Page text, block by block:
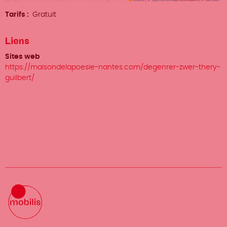
Tarifs Gratuit
Liens
Sites web
https://maisondelapoesie-nantes.com/degenrer-zwer-thery-
guilbert/